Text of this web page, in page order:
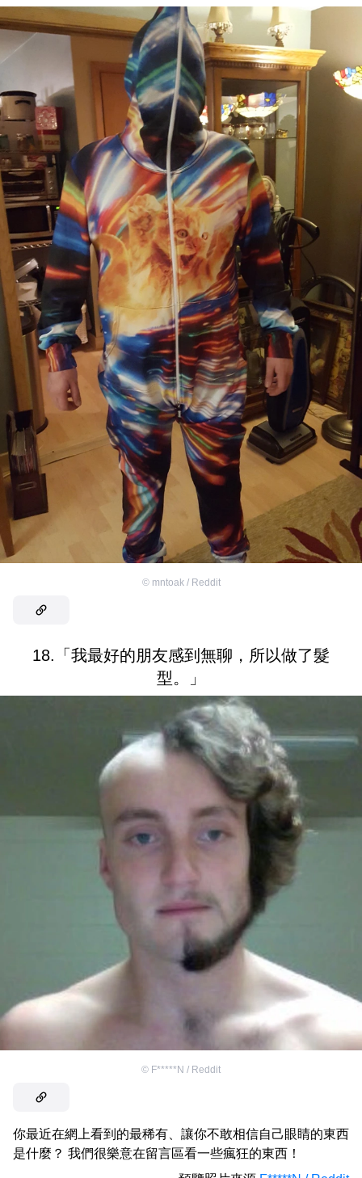
© mntoak / Reddit
18.「我最好的朋友感到無聊，所以做了髮
型。」
© F*****N / Reddit
你最近在網上看到的最稀有、讓你不敢相信自己眼睛的東西
是什麼？ 我們很樂意在留言區看一些瘋狂的東西！